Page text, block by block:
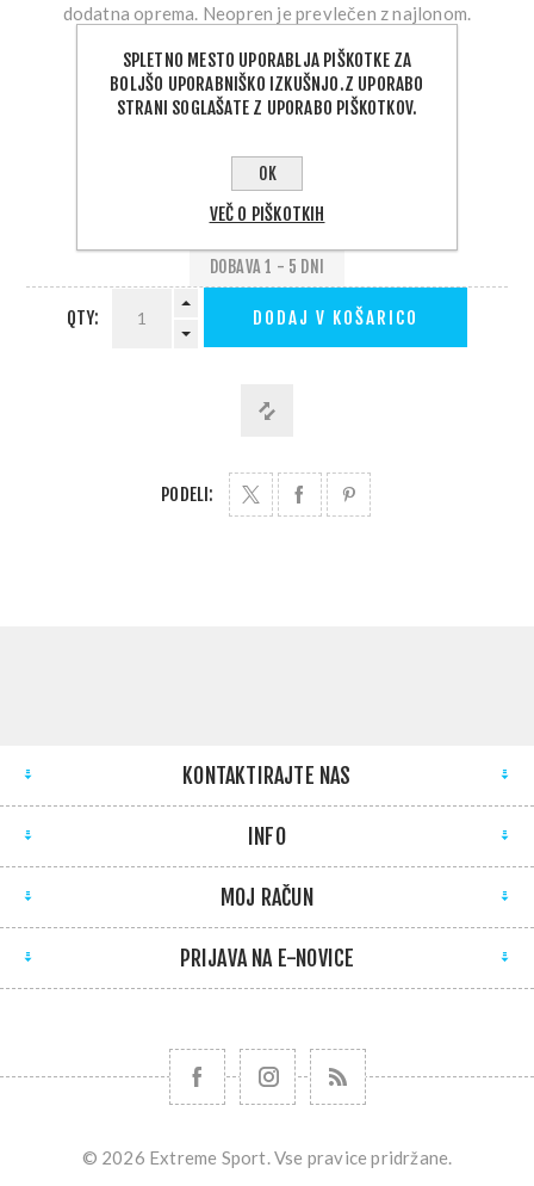
dodatna oprema. Neopren je prevlečen z najlonom.
33,00 €
DOBAVA 1 - 5 DNI
QTY: DODAJ V KOŠARICO
PODELI:
KONTAKTIRAJTE NAS
INFO
MOJ RAČUN
PRIJAVA NA E-NOVICE
© 2026 Extreme Sport. Vse pravice pridržane.
SPLETNO MESTO UPORABLJA PIŠKOTKE ZA
BOLJŠO UPORABNIŠKO IZKUŠNJO.Z UPORABO
STRANI SOGLAŠATE Z UPORABO PIŠKOTKOV.
OK
VEČ O PIŠKOTKIH